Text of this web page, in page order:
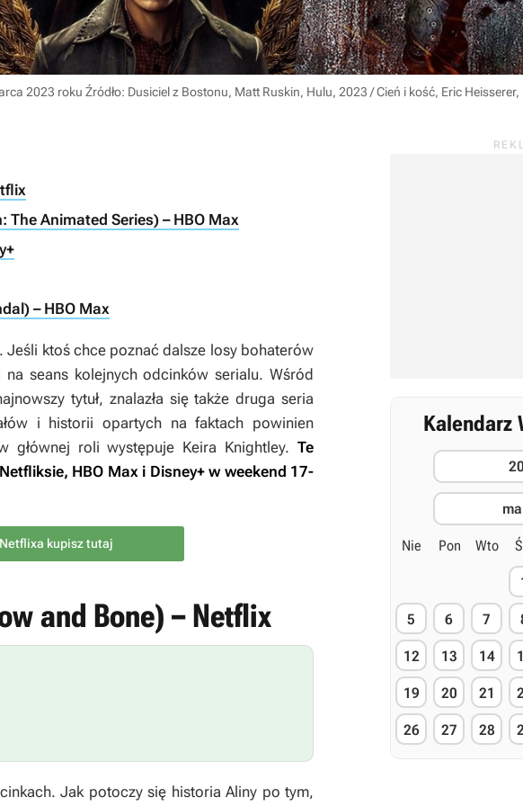
2023 roku Źródło: Dusiciel z Bostonu, Matt Ruskin, Hulu, 2023 / Cień i kość, Eric
Animated Series) – HBO Max
– HBO Max
ktoś chce poznać dalsze losy bohaterów
seans kolejnych odcinków serialu. Wśród
tytuł, znalazła się także druga seria
i historii opartych na faktach powinien
głównej roli występuje Keira Knightley.Te
HBO Max i Disney+ w weekend 17-
kupisz tutaj
and Bone) – Netflix
Jak potoczy się historia Aliny po tym,
Kalendarz
Nie Pon Wto
5 6 7
12 13 14
19 20 21
26 27 28